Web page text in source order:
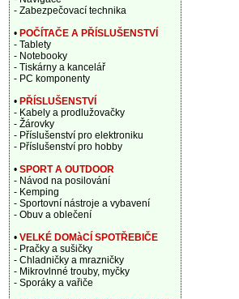
- Zabezpečovací technika
• POČÍTAČE A PŘÍSLUŠENSTVÍ
- Tablety
- Notebooky
- Tiskárny a kancelář
- PC komponenty
• PŘÍSLUŠENSTVÍ
- Kabely a prodlužovačky
- Žárovky
- Příslušenství pro elektroniku
- Příslušenství pro hobby
• SPORT A OUTDOOR
- Návod na posilování
- Kemping
- Sportovní nástroje a vybavení
- Obuv a oblečení
• VELKÉ DOMàCÍ SPOTŘEBIČE
- Pračky a sušičky
- Chladničky a mrazničky
- Mikrovlnné trouby, myčky
- Sporáky a vařiče